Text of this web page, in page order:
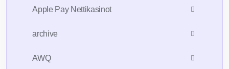
Apple Pay Nettikasinot
archive
AWQ